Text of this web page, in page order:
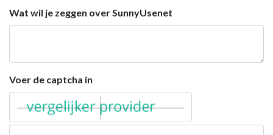
Wat wil je zeggen over SunnyUsenet
Voer de captcha in